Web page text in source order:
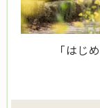
「はじ